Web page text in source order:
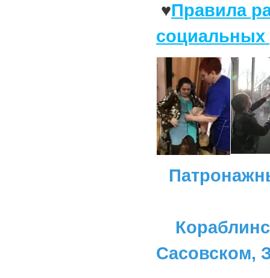
♥Правила
социальных
Сасовском,